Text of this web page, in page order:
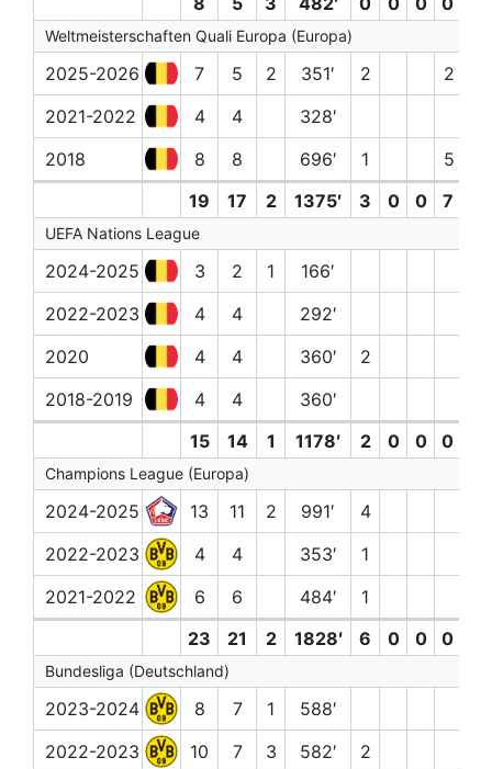
Weltmeisterschaften Quali Europa (Europa)
2025-2026 7 5 2 351′ 2
2 (0)
2021-2022
4 4
328′
2018
8 8 696′ 1
5 (0)
19
17 2 1375′ 3 0 0 7 (0)
UEFA Nations League
2024-2025 3 2 1
166′
2022-2023
4 4
292′
2020
4 4 360′
2
2018-2019
4 4
360′
15
14 1 1178′ 2 0 0 0 (0)
Champions League (Europa)
2024-2025 13 11 2 991′
4
2022-2023
4 4 353′
1
2021-2022
6 6 484′
1
23
21 2 1828′ 6 0 0 0 (0)
Bundesliga (Deutschland)
2023-2024 8 7 1
588′
2022-2023
10 7 3 582′
2